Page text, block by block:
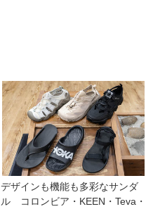
デザインも機能も多彩なサンダ
ル　コロンビア・KEEN・Teva・